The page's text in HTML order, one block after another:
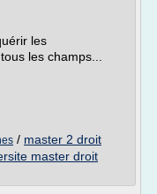
les
les champs...
/ master 2 droit
master droit